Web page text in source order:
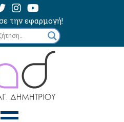
την εφαρμογή!